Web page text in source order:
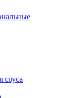
соуса